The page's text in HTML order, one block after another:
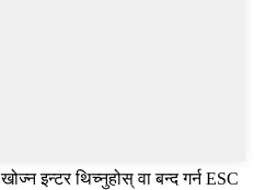
खोज्न इन्टर थिच्नुहोस् वा बन्द गर्न ESC